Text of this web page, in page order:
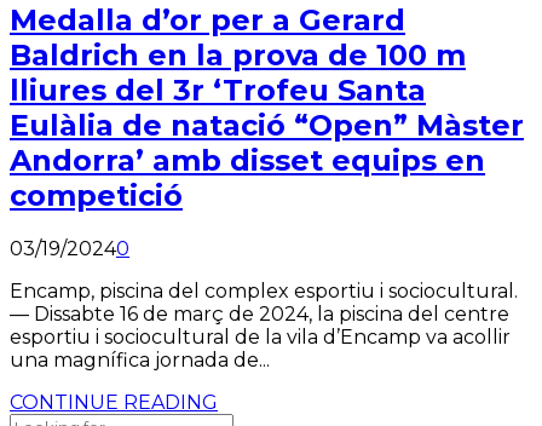
Medalla d’or per a Gerard
Baldrich en la prova de 100 m
lliures del 3r ‘Trofeu Santa
Eulàlia de natació “Open” Màster
Andorra’ amb disset equips en
competició
03/19/20240
Encamp, piscina del complex esportiu i sociocultural.
— Dissabte 16 de març de 2024, la piscina del centre
esportiu i sociocultural de la vila d’Encamp va acollir
una magnífica jornada de...
CONTINUE READING